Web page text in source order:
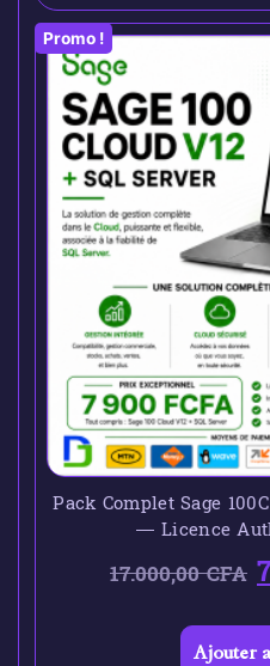
Promo !
Pack Complet Sage
— Licence
17.000,00CFA
Ajouter